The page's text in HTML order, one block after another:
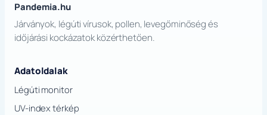
Pandemia.hu
Járványok, légúti vírusok, pollen, levegőminőség és
időjárási kockázatok közérthetően.
Adatoldalak
Légúti monitor
UV-index térkép